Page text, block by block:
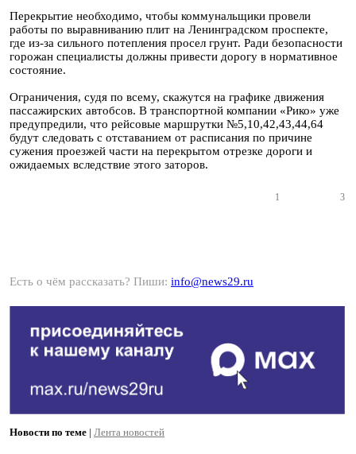
Перекрытие необходимо, чтобы коммунальщики провели
работы по выравниванию плит на Ленинградском проспекте,
где из-за сильного потепления просел грунт. Ради безопасности
горожан специалисты должны привести дорогу в нормативное
состояние.
Ограничения, судя по всему, скажутся на графике движения
пассажирских автобсов. В транспортной компании «Рико» уже
предупредили, что рейсовые маршрутки №5,10,42,43,44,64
будут следовать с отставанием от расписания по причине
сужения проезжей части на перекрытом отрезке дороги и
ожидаемых вследствие этого заторов.
1 3
Есть о чём рассказать? Пиши: info@news29.ru
Новости по теме | Лента новостей